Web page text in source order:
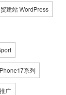
建站 WordPress
系列
广